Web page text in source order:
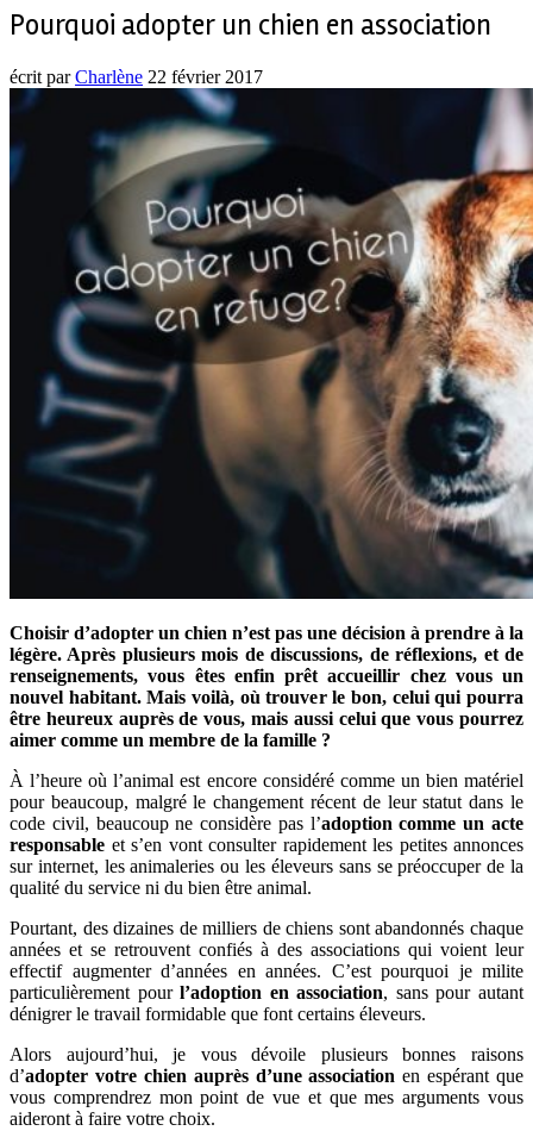
Pourquoi adopter un chien en association
écrit parCharlène 22 février 2017
Choisir d’adopter un chien n’est pas une décision à prendre à la
légère. Après plusieurs mois de discussions, de réflexions, et de
renseignements, vous êtes enfin prêt accueillir chez vous un
nouvel habitant. Mais voilà, où trouver le bon, celui qui pourra
être heureux auprès de vous, mais aussi celui que vous pourrez
aimer comme un membre de la famille ?
À l’heure où l’animal est encore considéré comme un bien matériel
pour beaucoup, malgré le changement récent de leur statut dans le
code civil, beaucoup ne considère pas l’adoption comme un acte
responsable et s’en vont consulter rapidement les petites annonces
sur internet, les animaleries ou les éleveurs sans se préoccuper de la
qualité du service ni du bien être animal.
Pourtant, des dizaines de milliers de chiens sont abandonnés chaque
années et se retrouvent confiés à des associations qui voient leur
effectif augmenter d’années en années. C’est pourquoi je milite
particulièrement pourl’adoption en association, sans pour autant
dénigrer le travail formidable que font certains éleveurs.
Alors aujourd’hui, je vous dévoile plusieurs bonnes raisons
d’adopter votre chien auprès d’une association en espérant que
vous comprendrez mon point de vue et que mes arguments vous
aideront à faire votre choix.